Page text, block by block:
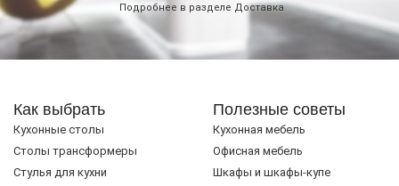
Подробнее в разделе Доставка
Как выбрать
Кухонные столы
Cтолы трансформеры
Стулья для кухни
Полезные советы
Кухонная мебель
Офисная мебель
Шкафы и шкафы-купе